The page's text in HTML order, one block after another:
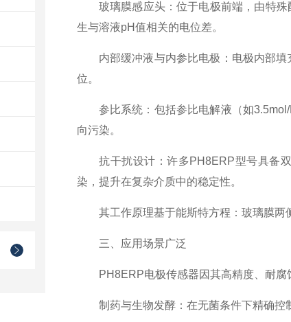
玻璃膜感应头：位于电极前端，由特殊
生与溶液pH值相关的电位差。
内部缓冲液与内参比电极：电极内部填
位。
参比系统：包括参比电解液（如3.5mol/
向污染。
抗干扰设计：许多PH8ERP型号具备双
染，提升在复杂介质中的稳定性。
其工作原理基于能斯特方程：玻璃膜两侧
三、应用场景广泛
PH8ERP电极传感器因其高精度、耐腐
制药与生物发酵：在无菌条件下精确控